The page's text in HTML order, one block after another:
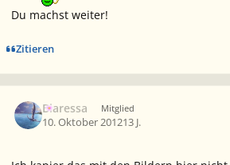
Du machst weiter!
Zitieren
Biaressa Mitglied
10. Oktober 201213 J.